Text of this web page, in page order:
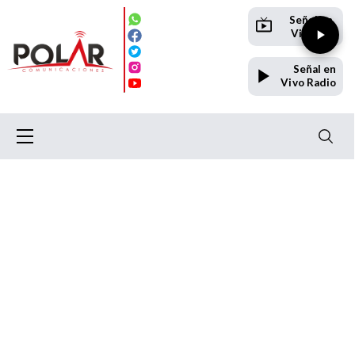
Señal en
Vivo TV
Señal en
Vivo Radio